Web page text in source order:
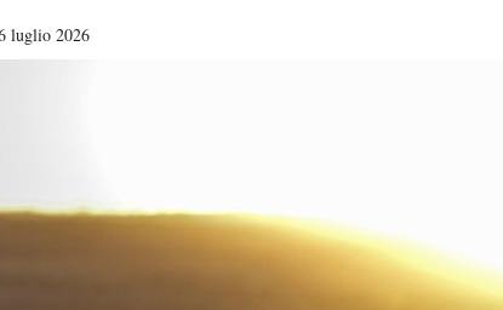
luglio 2026